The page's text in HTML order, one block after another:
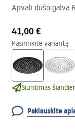
Apvali dušo galva
41,00 €
Pasirinkite variantą
Siuntimas
Paklauskite